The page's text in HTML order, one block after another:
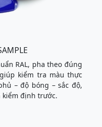
RAL, pha theo đúng
kiểm tra màu thực
– độ bóng – sắc độ,
kiểm định trước.